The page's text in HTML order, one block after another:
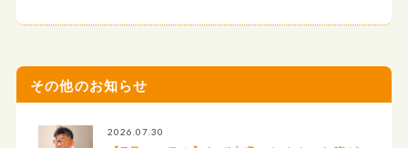
その他のお知らせ
2026.07.30